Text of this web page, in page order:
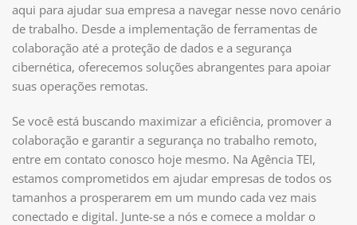
aqui para ajudar sua empresa a navegar nesse novo cenário
de trabalho. Desde a implementação de ferramentas de
colaboração até a proteção de dados e a segurança
cibernética, oferecemos soluções abrangentes para apoiar
suas operações remotas.
Se você está buscando maximizar a eficiência, promover a
colaboração e garantir a segurança no trabalho remoto,
entre em contato conosco hoje mesmo. Na Agência TEI,
estamos comprometidos em ajudar empresas de todos os
tamanhos a prosperarem em um mundo cada vez mais
conectado e digital. Junte-se a nós e comece a moldar o